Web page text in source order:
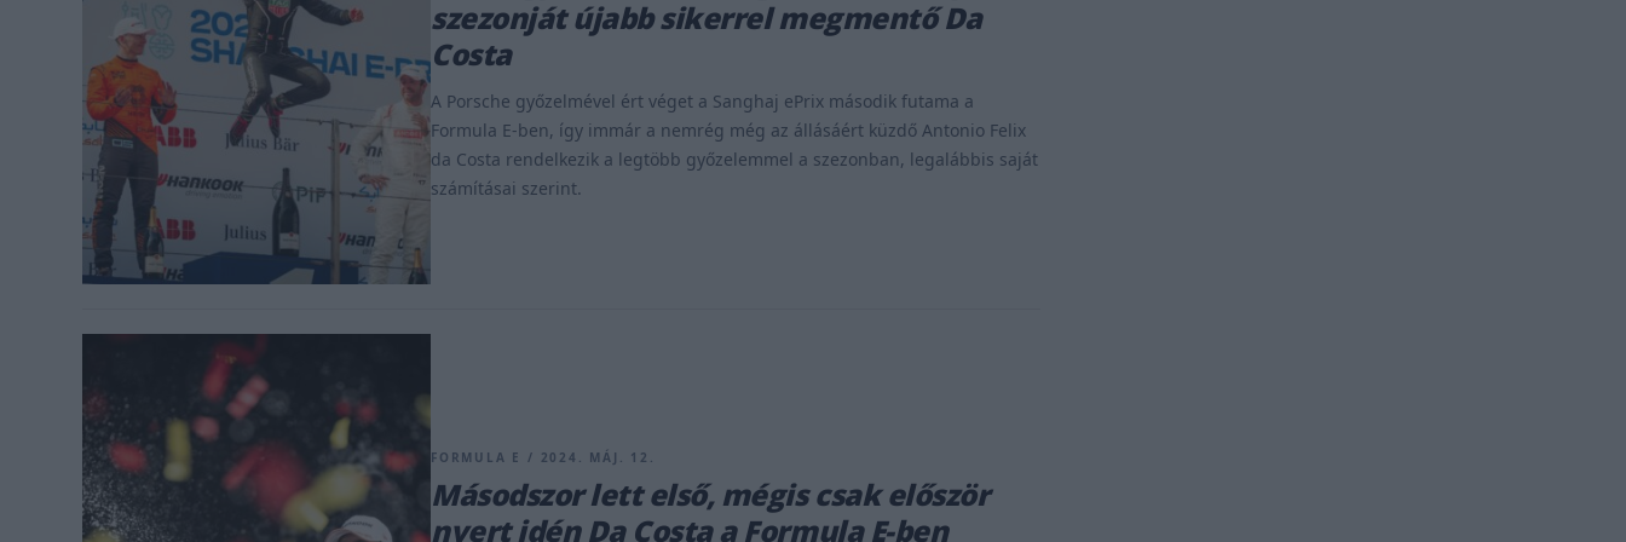
szezonját újabb sikerrel megmentő Da
Costa
A Porsche győzelmével ért véget a Sanghaj ePrix második futama a
Formula E-ben, így immár a nemrég még az állásáért küzdő Antonio Felix
da Costa rendelkezik a legtöbb győzelemmel a szezonban, legalábbis saját
számításai szerint.
FORMULA E / 2024. MÁJ. 12.
Másodszor lett első, mégis csak először
nyert idén Da Costa a Formula E-ben